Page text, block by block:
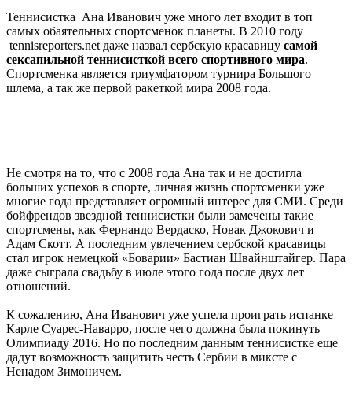
Теннисистка Ана Иванович уже много лет входит в топ
самых обаятельных спортсменок планеты. В 2010 году
tennisreporters.net даже назвал сербскую красавицу самой
сексапильной теннисисткой всего спортивного мира.
Спортсменка является триумфатором турнира Большого
шлема, а так же первой ракеткой мира 2008 года.
Не смотря на то, что с 2008 года Ана так и не достигла
больших успехов в спорте, личная жизнь спортсменки уже
многие года представляет огромный интерес для СМИ. Среди
бойфрендов звездной теннисистки были замечены такие
спортсмены, как Фернандо Вердаско, Новак Джокович и
Адам Скотт. А последним увлечением сербской красавицы
стал игрок немецкой «Боварии» Бастиан Швайнштайгер. Пара
даже сыграла свадьбу в июле этого года после двух лет
отношений.
К сожалению, Ана Иванович уже успела проиграть испанке
Карле Суарес-Наварро, после чего должна была покинуть
Олимпиаду 2016. Но по последним данным теннисистке еще
дадут возможность защитить честь Сербии в миксте с
Ненадом Зимоничем.